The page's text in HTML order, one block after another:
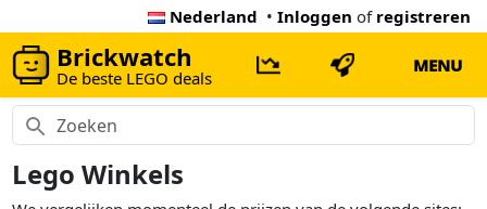
Nederland • Inloggen of registreren
Brickwatch
De beste LEGO deals
MENU
Lego Winkels